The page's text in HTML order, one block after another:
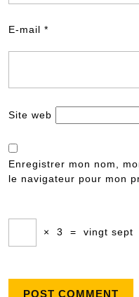
E-mail *
Site web
Enregistrer mon nom,
le navigateur pour mon
× 3 = vingt sept